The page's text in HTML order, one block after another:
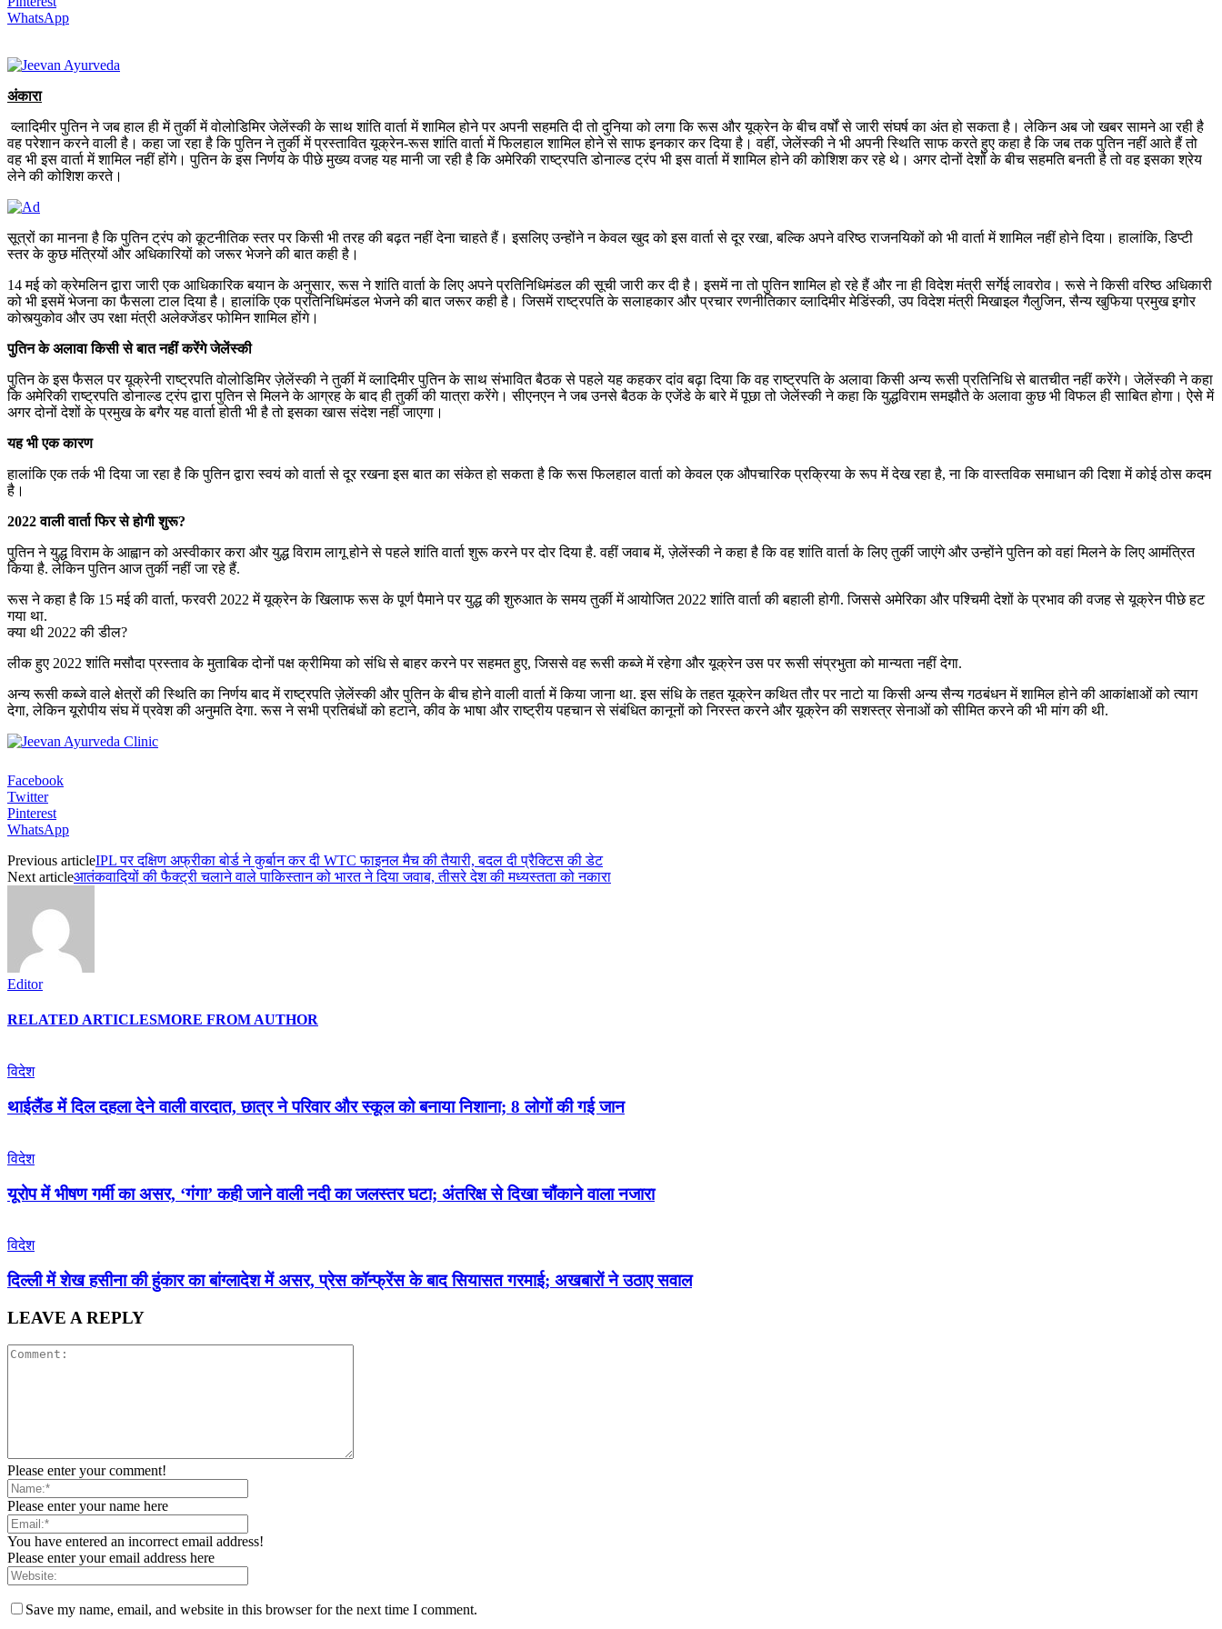
WhatsApp
अंकारा
व्लादिमीर पुतिन ने जब हाल ही में तुर्की में वोलोडिमिर जेलेंस्की के साथ शांति वार्ता में शामिल होने पर अपनी सहमति दी तो दुनिया को लगा कि रूस और यूक्रेन के बीच वर्षों से जारी संघर्ष का अंत हो सकता है। लेकिन अब जो खबर सामने आ रही है
वह परेशान करने वाली है। कहा जा रहा है कि पुतिन ने तुर्की में प्रस्तावित यूक्रेन-रूस शांति वार्ता में फिलहाल शामिल होने से साफ इनकार कर दिया है। वहीं, जेलेंस्की ने भी अपनी स्थिति साफ करते हुए कहा है कि जब तक पुतिन नहीं आते हैं तो
वह भी इस वार्ता में शामिल नहीं होंगे। पुतिन के इस निर्णय के पीछे मुख्य वजह यह मानी जा रही है कि अमेरिकी राष्ट्रपति डोनाल्ड ट्रंप भी इस वार्ता में शामिल होने की कोशिश कर रहे थे। अगर दोनों देशों के बीच सहमति बनती है तो वह इसका श्रेय
लेने की कोशिश करते।
सूत्रों का मानना है कि पुतिन ट्रंप को कूटनीतिक स्तर पर किसी भी तरह की बढ़त नहीं देना चाहते हैं। इसलिए उन्होंने न केवल खुद को इस वार्ता से दूर रखा, बल्कि अपने वरिष्ठ राजनयिकों को भी वार्ता में शामिल नहीं होने दिया। हालांकि, डिप्टी
स्तर के कुछ मंत्रियों और अधिकारियों को जरूर भेजने की बात कही है।
14 मई को क्रेमलिन द्वारा जारी एक आधिकारिक बयान के अनुसार, रूस ने शांति वार्ता के लिए अपने प्रतिनिधिमंडल की सूची जारी कर दी है। इसमें ना तो पुतिन शामिल हो रहे हैं और ना ही विदेश मंत्री सर्गेई लावरोव। रूसे ने किसी वरिष्ठ अधिकारी
को भी इसमें भेजना का फैसला टाल दिया है। हालांकि एक प्रतिनिधिमंडल भेजने की बात जरूर कही है। जिसमें राष्ट्रपति के सलाहकार और प्रचार रणनीतिकार व्लादिमीर मेडिंस्की, उप विदेश मंत्री मिखाइल गैलुजिन, सैन्य खुफिया प्रमुख इगोर
कोस्त्युकोव और उप रक्षा मंत्री अलेक्जेंडर फोमिन शामिल होंगे।
पुतिन के अलावा किसी से बात नहीं करेंगे जेलेंस्की
पुतिन के इस फैसल पर यूक्रेनी राष्ट्रपति वोलोडिमिर ज़ेलेंस्की ने तुर्की में व्लादिमीर पुतिन के साथ संभावित बैठक से पहले यह कहकर दांव बढ़ा दिया कि वह राष्ट्रपति के अलावा किसी अन्य रूसी प्रतिनिधि से बातचीत नहीं करेंगे। जेलेंस्की ने कहा
कि अमेरिकी राष्ट्रपति डोनाल्ड ट्रंप द्वारा पुतिन से मिलने के आग्रह के बाद ही तुर्की की यात्रा करेंगे। सीएनएन ने जब उनसे बैठक के एजेंडे के बारे में पूछा तो जेलेंस्की ने कहा कि युद्धविराम समझौते के अलावा कुछ भी विफल ही साबित होगा। ऐसे में
अगर दोनों देशों के प्रमुख के बगैर यह वार्ता होती भी है तो इसका खास संदेश नहीं जाएगा।
यह भी एक कारण
हालांकि एक तर्क भी दिया जा रहा है कि पुतिन द्वारा स्वयं को वार्ता से दूर रखना इस बात का संकेत हो सकता है कि रूस फिलहाल वार्ता को केवल एक औपचारिक प्रक्रिया के रूप में देख रहा है, ना कि वास्तविक समाधान की दिशा में कोई ठोस कदम
है।
2022 वाली वार्ता फिर से होगी शुरू?
पुतिन ने युद्ध विराम के आह्वान को अस्वीकार करा और युद्ध विराम लागू होने से पहले शांति वार्ता शुरू करने पर दोर दिया है. वहीं जवाब में, ज़ेलेंस्की ने कहा है कि वह शांति वार्ता के लिए तुर्की जाएंगे और उन्होंने पुतिन को वहां मिलने के लिए आमंत्रित
किया है. लेकिन पुतिन आज तुर्की नहीं जा रहे हैं.
रूस ने कहा है कि 15 मई की वार्ता, फरवरी 2022 में यूक्रेन के खिलाफ रूस के पूर्ण पैमाने पर युद्ध की शुरुआत के समय तुर्की में आयोजित 2022 शांति वार्ता की बहाली होगी. जिससे अमेरिका और पश्चिमी देशों के प्रभाव की वजह से यूक्रेन पीछे हट
गया था.
क्या थी 2022 की डील?
लीक हुए 2022 शांति मसौदा प्रस्ताव के मुताबिक दोनों पक्ष क्रीमिया को संधि से बाहर करने पर सहमत हुए, जिससे वह रूसी कब्जे में रहेगा और यूक्रेन उस पर रूसी संप्रभुता को मान्यता नहीं देगा.
अन्य रूसी कब्जे वाले क्षेत्रों की स्थिति का निर्णय बाद में राष्ट्रपति ज़ेलेंस्की और पुतिन के बीच होने वाली वार्ता में किया जाना था. इस संधि के तहत यूक्रेन कथित तौर पर नाटो या किसी अन्य सैन्य गठबंधन में शामिल होने की आकांक्षाओं को त्याग
देगा, लेकिन यूरोपीय संघ में प्रवेश की अनुमति देगा. रूस ने सभी प्रतिबंधों को हटाने, कीव के भाषा और राष्ट्रीय पहचान से संबंधित कानूनों को निरस्त करने और यूक्रेन की सशस्त्र सेनाओं को सीमित करने की भी मांग की थी.
Facebook
Twitter
Pinterest
WhatsApp
Previous articleIPL पर दक्षिण अफ्रीका बोर्ड ने कुर्बान कर दी WTC फाइनल मैच की तैयारी, बदल दी प्रैक्टिस की डेट
Next articleआतंकवादियों की फैक्‍ट्री चलाने वाले पाकिस्‍तान को भारत ने दिया जवाब, तीसरे देश की मध्‍यस्‍तता को नकारा
Editor
RELATED ARTICLESMORE FROM AUTHOR
विदेश
थाईलैंड में दिल दहला देने वाली वारदात, छात्र ने परिवार और स्कूल को बनाया निशाना; 8 लोगों की गई जान
विदेश
यूरोप में भीषण गर्मी का असर, ‘गंगा’ कही जाने वाली नदी का जलस्तर घटा; अंतरिक्ष से दिखा चौंकाने वाला नजारा
विदेश
दिल्ली में शेख हसीना की हुंकार का बांग्लादेश में असर, प्रेस कॉन्फ्रेंस के बाद सियासत गरमाई; अखबारों ने उठाए सवाल
LEAVE A REPLY
Please enter your comment!
Please enter your name here
You have entered an incorrect email address!
Please enter your email address here
Save my name, email, and website in this browser for the next time I comment.